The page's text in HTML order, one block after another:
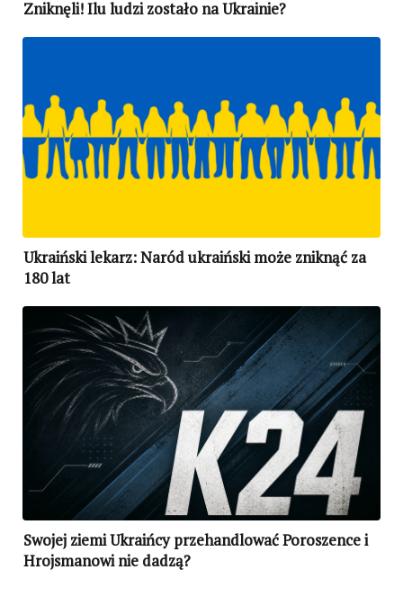
Zniknęli! Ilu ludzi zostało na Ukrainie?
Ukraiński lekarz: Naród ukraiński może zniknąć za
180 lat
Swojej ziemi Ukraińcy przehandlować Poroszence i
Hrojsmanowi nie dadzą?